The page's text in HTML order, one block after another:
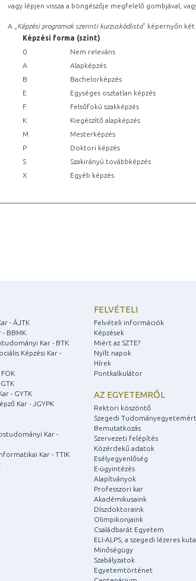
vagy lépjen vissza a böngészője megfelelő gombjával,
A „ Képzési programok szerinti kurzuskódlista” képernyőn
Képzési forma (szint)
0
Nem releváns
A
Alapképzés
B
Bachelorképzés
E
Egységes osztatlan képzés
F
Felsőfokú szakképzés
K
Kiegészítő alapképzés
M
Mesterképzés
P
Doktori képzés
S
Szakirányú továbbképzés
X
Egyéb képzés
- ÁJTK
- BBMK
Kar - BTK
Képzési Kar -
- GYTK
Kar - JGYPK
Kar -
Kar - TTIK
FELVÉTELI
Felvételi információk
Képzések
Miért az SZTE?
Nyílt napok
Hírek
Pontkalkulátor
AZ EGYETEMRŐL
Rektori köszöntő
Szegedi
Bemutatkozás
Szervezeti felépítés
Közérdekű adatok
Esélyegyenlőség
E-ügyintézés
Alapítványok
Professzori kar
Akadémikusaink
Díszdoktoraink
Olimpikonjaink
Családbarát Egyetem
ELI-ALPS, a szegedi lézeres
Minőségügy
Szabályzatok
Egyetemtörténet